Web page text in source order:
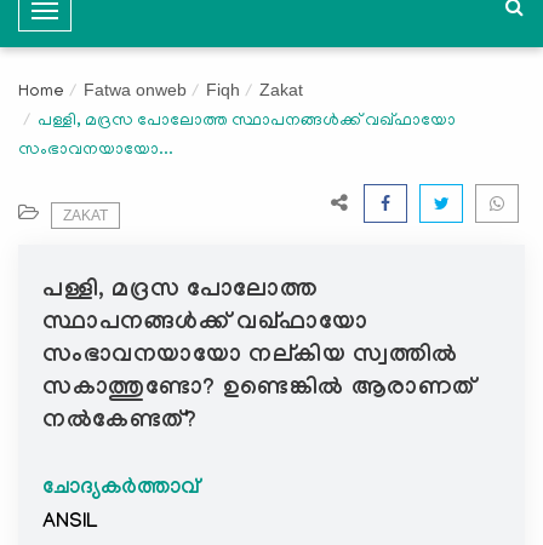
T
o
g
l
e
a
t
i
o
Home Fatwa onweb Fiqh Zakat
പള്ളി, മദ്രസ പോലോത്ത സ്ഥാപനങ്ങള്‍ക്ക് വഖ്ഫായോ
സംഭാവനയായോ...
ZAKAT
പള്ളി, മദ്രസ പോലോത്ത
സ്ഥാപനങ്ങള്‍ക്ക് വഖ്ഫായോ
സംഭാവനയായോ നല്കിയ സ്വത്തില്‍
സകാത്തുണ്ടോ? ഉണ്ടെങ്കില്‍ ആരാണത്
നല്‍കേണ്ടത്?
ചോദ്യകർത്താവ്
ANSIL